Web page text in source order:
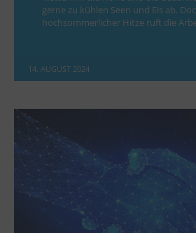
gerne zu kühlen Seen und Eis ab.
hochsommerlicher Hitze ruft die
14. AUGUST 2024